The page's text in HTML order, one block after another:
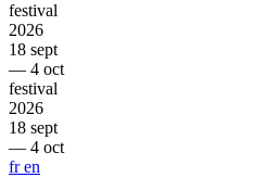
festival
2026
18 sept
— 4 oct
festival
2026
18 sept
— 4 oct
fren